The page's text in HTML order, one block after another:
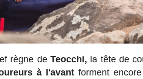
règne deTeocchi, la tête de
à l'avantforment